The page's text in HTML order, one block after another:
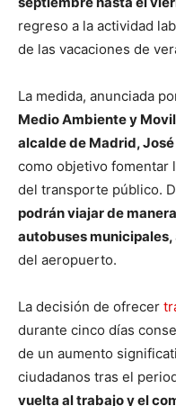
regreso a la actividad
de las vacaciones de
La medida, anunciada
Medio Ambiente y
alcalde de Madrid,
como objetivo fomentar
del transporte público.
podrán viajar de
autobuses municipales,
del aeropuerto.
La decisión de ofrecer
durante cinco días
de un aumento
ciudadanos tras el
vuelta al trabajo y el